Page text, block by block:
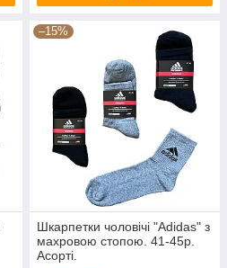
–15%
Шкарпетки чоловічі "Adidas" з
махровою стопою. 41-45р.
Асорті.